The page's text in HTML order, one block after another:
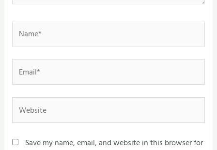
Name*
Email*
Website
Save my name, email, and website in this browser for